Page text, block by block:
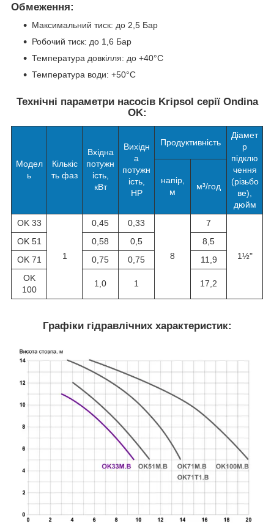
Обмеження:
Максимальний тиск: до 2,5 Бар
Робочий тиск: до 1,6 Бар
Температура довкілля: до +40°C
Температура води: +50°C
Технічні параметри насосів Kripsol серії Ondina
OK:
Модел
ь
Кількіс
ть фаз
Вхідна
потужн
ість,
кВт
Вихідн
а
потужн
ість,
HP
Продуктивність
Діамет
р
підклю
чення
(різьбо
ве),
дюйм
напір,
м
м³/год
OK 33
1
0,45 0,33
8
7
1½"
OK 51 0,58 0,5
8,5
OK 71
0,75 0,75
11,9
OK
100
1,0 1 17,2
Графіки гідравлічних характеристик: